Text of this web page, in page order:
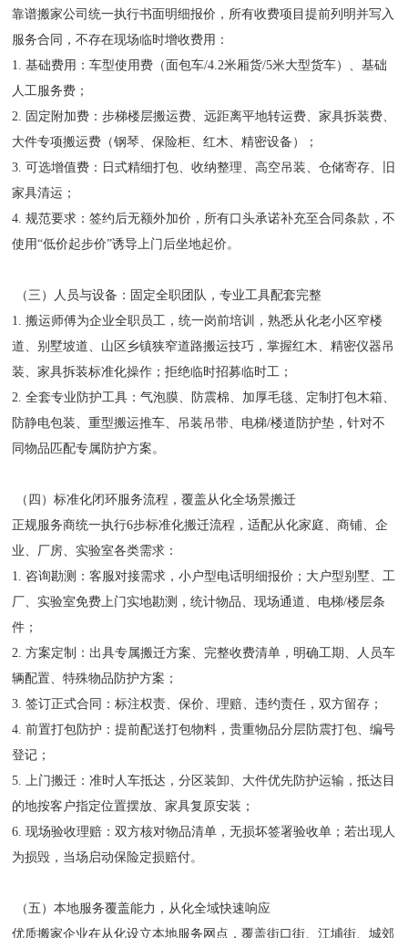
靠谱搬家公司统一执行书面明细报价，所有收费项目提前列明并写入
服务合同，不存在现场临时增收费用：
1. 基础费用：车型使用费（面包车/4.2米厢货/5米大型货车）、基础
人工服务费；
2. 固定附加费：步梯楼层搬运费、远距离平地转运费、家具拆装费、
大件专项搬运费（钢琴、保险柜、红木、精密设备）；
3. 可选增值费：日式精细打包、收纳整理、高空吊装、仓储寄存、旧
家具清运；
4. 规范要求：签约后无额外加价，所有口头承诺补充至合同条款，不
使用“低价起步价”诱导上门后坐地起价。
（三）人员与设备：固定全职团队，专业工具配套完整
1. 搬运师傅为企业全职员工，统一岗前培训，熟悉从化老小区窄楼
道、别墅坡道、山区乡镇狭窄道路搬运技巧，掌握红木、精密仪器吊
装、家具拆装标准化操作；拒绝临时招募临时工；
2. 全套专业防护工具：气泡膜、防震棉、加厚毛毯、定制打包木箱、
防静电包装、重型搬运推车、吊装吊带、电梯/楼道防护垫，针对不
同物品匹配专属防护方案。
（四）标准化闭环服务流程，覆盖从化全场景搬迁
正规服务商统一执行6步标准化搬迁流程，适配从化家庭、商铺、企
业、厂房、实验室各类需求：
1. 咨询勘测：客服对接需求，小户型电话明细报价；大户型别墅、工
厂、实验室免费上门实地勘测，统计物品、现场通道、电梯/楼层条
件；
2. 方案定制：出具专属搬迁方案、完整收费清单，明确工期、人员车
辆配置、特殊物品防护方案；
3. 签订正式合同：标注权责、保价、理赔、违约责任，双方留存；
4. 前置打包防护：提前配送打包物料，贵重物品分层防震打包、编号
登记；
5. 上门搬迁：准时人车抵达，分区装卸、大件优先防护运输，抵达目
的地按客户指定位置摆放、家具复原安装；
6. 现场验收理赔：双方核对物品清单，无损坏签署验收单；若出现人
为损毁，当场启动保险定损赔付。
（五）本地服务覆盖能力，从化全域快速响应
优质搬家企业在从化设立本地服务网点，覆盖街口街、江埔街、城郊